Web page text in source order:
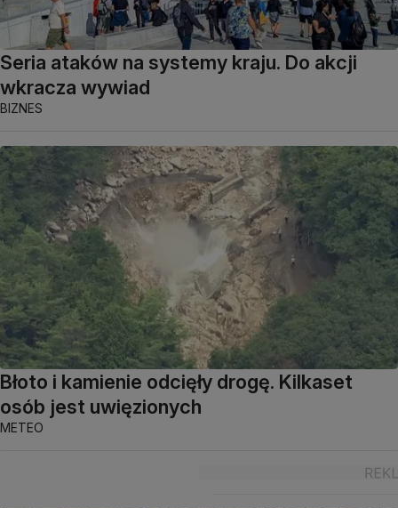
Seria ataków na systemy kraju. Do akcji
wkracza wywiad
BIZNES
Błoto i kamienie odcięły drogę. Kilkaset
osób jest uwięzionych
METEO